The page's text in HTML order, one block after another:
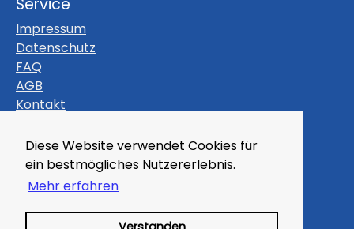
Diese Website verwendet Cookies für
ein bestmögliches Nutzererlebnis.
Mehr erfahren
Service
Impressum
Datenschutz
FAQ
AGB
Kontakt
Themen
Gutscheine
Veranstaltungen